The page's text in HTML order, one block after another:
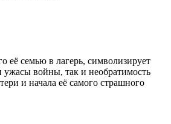
её семью в лагерь, символизирует
ужасы войны, так и необратимость
и начала её самого страшного